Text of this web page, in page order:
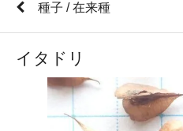
種子 / 在来種
イタドリ